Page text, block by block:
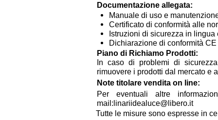
Documentazione allegata:
Manuale di uso e
Certificato di conformità alle
Istruzioni di sicurezza in
Dichiarazione di conformità
Piano di Richiamo Prodotti:
In caso di problemi di
rimuovere i prodotti dal mercato e
Note titolare vendita on line:
Per eventuali altre
mail:linariidealuce@libero.it
Tutte le misure sono espresse in